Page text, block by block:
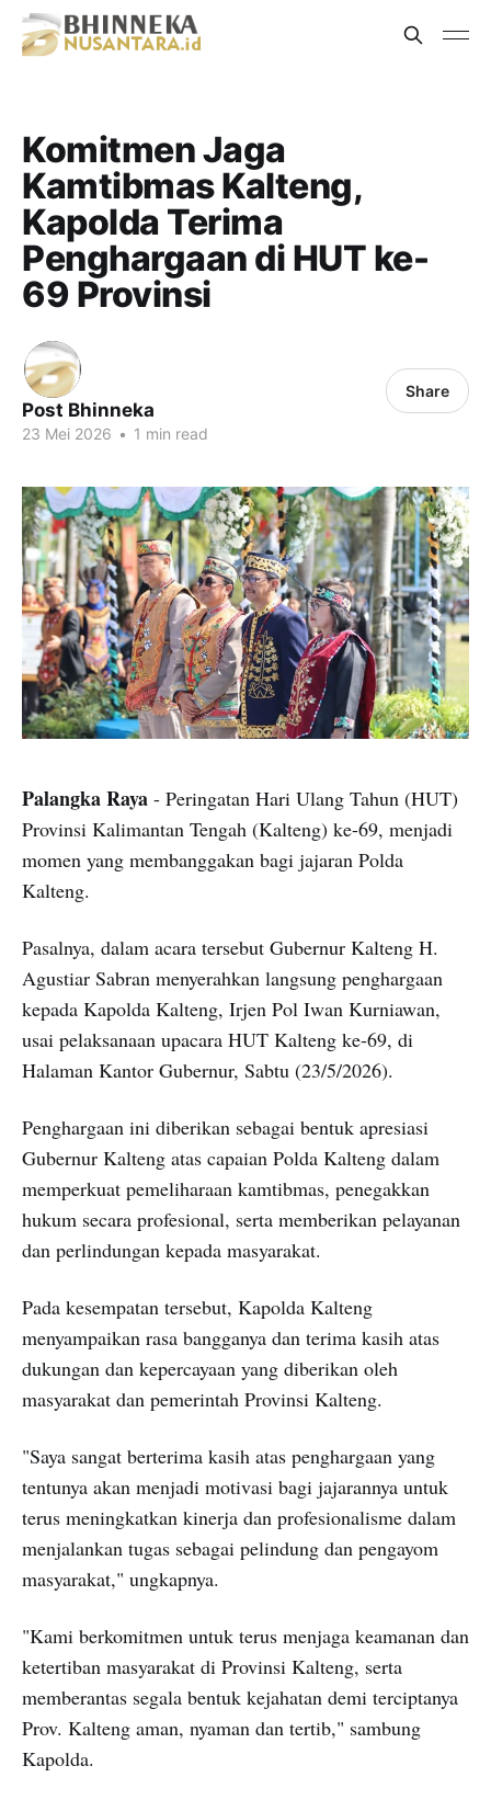
Komitmen Jaga
Kamtibmas Kalteng,
Kapolda Terima
Penghargaan di HUT ke-
69 Provinsi
Post Bhinneka
23 Mei 2026 • 1 min read
Share
Palangka Raya - Peringatan Hari Ulang Tahun (HUT)
Provinsi Kalimantan Tengah (Kalteng) ke-69, menjadi
momen yang membanggakan bagi jajaran Polda
Kalteng.
Pasalnya, dalam acara tersebut Gubernur Kalteng H.
Agustiar Sabran menyerahkan langsung penghargaan
kepada Kapolda Kalteng, Irjen Pol Iwan Kurniawan,
usai pelaksanaan upacara HUT Kalteng ke-69, di
Halaman Kantor Gubernur, Sabtu (23/5/2026).
Penghargaan ini diberikan sebagai bentuk apresiasi
Gubernur Kalteng atas capaian Polda Kalteng dalam
memperkuat pemeliharaan kamtibmas, penegakkan
hukum secara profesional, serta memberikan pelayanan
dan perlindungan kepada masyarakat.
Pada kesempatan tersebut, Kapolda Kalteng
menyampaikan rasa bangganya dan terima kasih atas
dukungan dan kepercayaan yang diberikan oleh
masyarakat dan pemerintah Provinsi Kalteng.
"Saya sangat berterima kasih atas penghargaan yang
tentunya akan menjadi motivasi bagi jajarannya untuk
terus meningkatkan kinerja dan profesionalisme dalam
menjalankan tugas sebagai pelindung dan pengayom
masyarakat," ungkapnya.
"Kami berkomitmen untuk terus menjaga keamanan dan
ketertiban masyarakat di Provinsi Kalteng, serta
memberantas segala bentuk kejahatan demi terciptanya
Prov. Kalteng aman, nyaman dan tertib," sambung
Kapolda.